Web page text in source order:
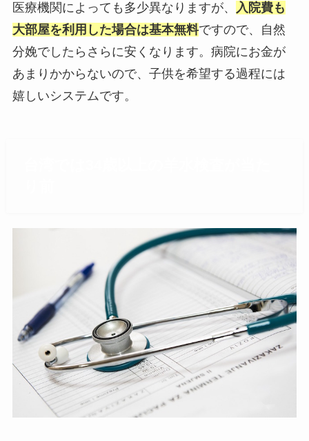
医療機関によっても多少異なりますが、
入院費も
大部屋を利用した場合は基本無料ですので、自然
分娩でしたらさらに安くなります。病院にお金が
あまりかからないので、子供を希望する過程には
嬉しいシステムです。